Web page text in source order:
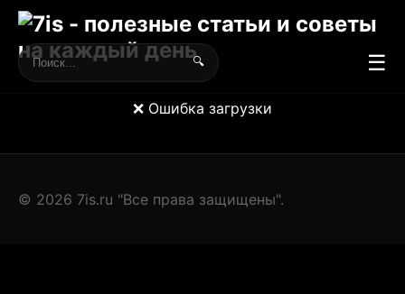
🔍 ☰
❌ Ошибка загрузки
© 2026 7is.ru "Все права защищены".